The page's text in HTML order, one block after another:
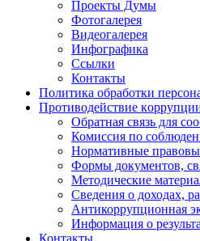
Проекты Думы
Фотогалерея
Видеогалерея
Инфографика
Ссылки
Контакты
Политика обработки
Прoтивoдeйствие
Обратная связь для
Комиссия по
Нормативные
Формы документов,
Методические
Сведения о доходах,
Антикоррупционная
Информация о
Контакты